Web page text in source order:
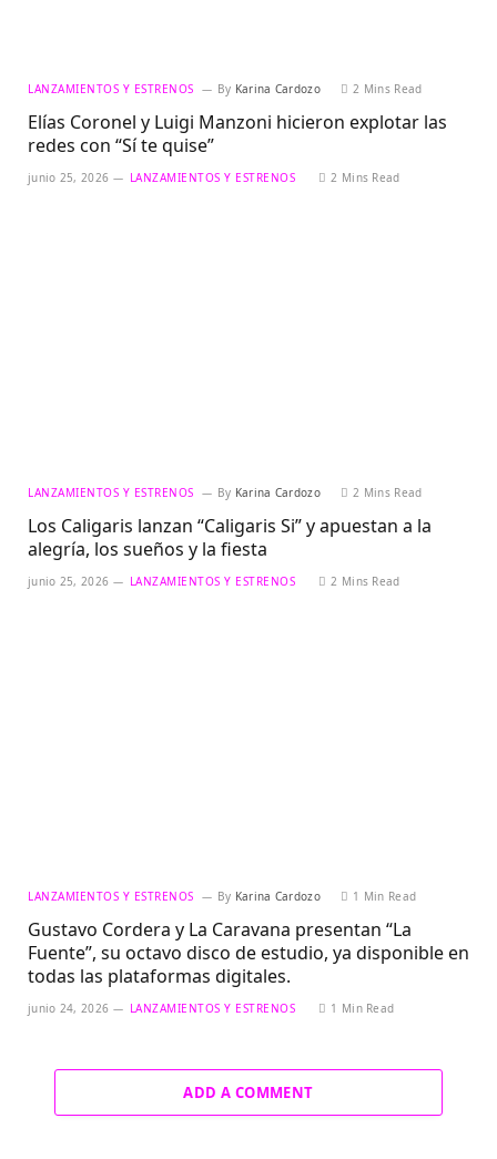
LANZAMIENTOS Y ESTRENOS By Karina Cardozo 2 Mins Read
Elías Coronel y Luigi Manzoni hicieron explotar las
redes con “Sí te quise”
junio 25, 2026 LANZAMIENTOS Y ESTRENOS 2 Mins Read
LANZAMIENTOS Y ESTRENOS By Karina Cardozo 2 Mins Read
Los Caligaris lanzan “Caligaris Si” y apuestan a la
alegría, los sueños y la fiesta
junio 25, 2026 LANZAMIENTOS Y ESTRENOS 2 Mins Read
LANZAMIENTOS Y ESTRENOS By Karina Cardozo 1 Min Read
Gustavo Cordera y La Caravana presentan “La
Fuente”, su octavo disco de estudio, ya disponible en
todas las plataformas digitales.
junio 24, 2026 LANZAMIENTOS Y ESTRENOS 1 Min Read
ADD A COMMENT